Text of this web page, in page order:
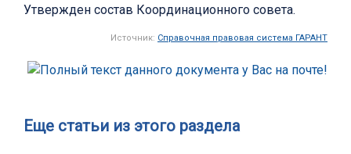
Утвержден состав Координационного совета.
Источник: Справочная правовая система ГАРАНТ
Еще статьи из этого раздела